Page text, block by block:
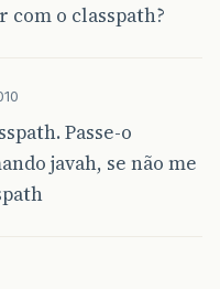
com o classpath?
Passe-o
javah, se não me